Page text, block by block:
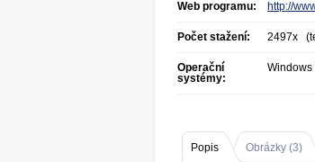
Web programu: http://
Počet stažení: 2497x
Operační
systémy:
Windows
Popis Obrázky (3)